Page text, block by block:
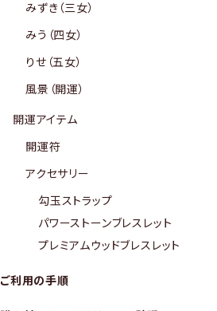
みずき（三女）
みう（四女）
りせ（五女）
風景（開運）
開運アイテム
開運符
アクセサリー
勾玉ストラップ
パワーストーンブレスレット
プレミアムウッドブレスレット
ご利用の手順